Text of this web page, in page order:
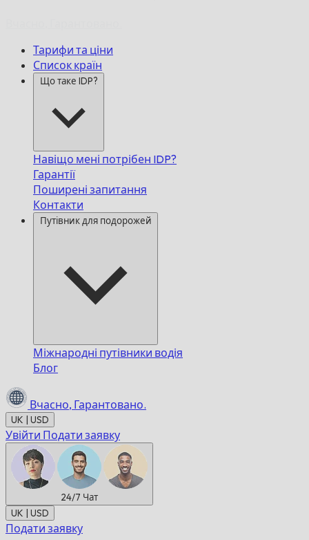
Тарифи та ціни
Список країн
Що таке IDP?
Навіщо мені потрібен IDP?
Гарантії
Поширені запитання
Контакти
Путівник для подорожей
Міжнародні путівники водія
Блог
Вчасно, Гарантовано.
UK | USD
Увійти Подати заявку
24/7 Чат
UK | USD
Подати заявку